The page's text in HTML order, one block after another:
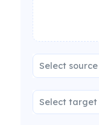
Select
Select